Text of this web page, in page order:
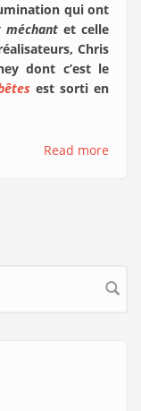
qui ont
méchant et celle
Chris
dont c’est le
est sorti en
Read more